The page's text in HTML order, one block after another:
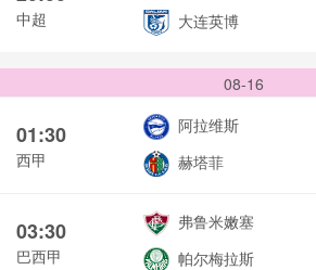
中超
大连英博
08-16
01:30
西甲
阿拉维斯
赫塔菲
03:30
巴西甲
弗鲁米嫩塞
帕尔梅拉斯